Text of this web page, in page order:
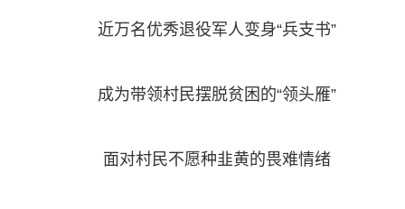
近万名优秀退役军人变身“兵支书”
成为带领村民摆脱贫困的“领头雁”
面对村民不愿种韭黄的畏难情绪